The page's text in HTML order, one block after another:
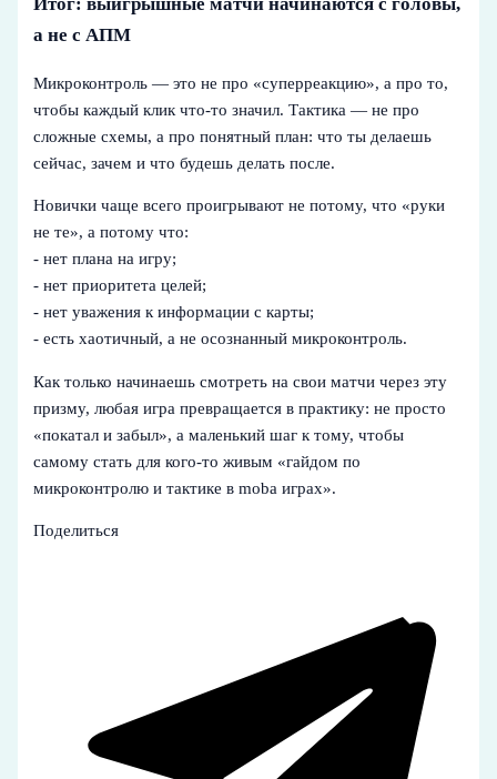
а не с АПМ
Микроконтроль — это не про «суперреакцию», а про то,
чтобы каждый клик что-то значил. Тактика — не про
сложные схемы, а про понятный план: что ты делаешь
сейчас, зачем и что будешь делать после.
Новички чаще всего проигрывают не потому, что «руки
не те», а потому что:
- нет плана на игру;
- нет приоритета целей;
- нет уважения к информации с карты;
- есть хаотичный, а не осознанный микроконтроль.
Как только начинаешь смотреть на свои матчи через эту
призму, любая игра превращается в практику: не просто
«покатал и забыл», а маленький шаг к тому, чтобы
самому стать для кого-то живым «гайдом по
микроконтролю и тактике в moba играх».
Поделиться